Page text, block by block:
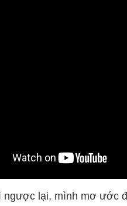
ngược lại, mình mơ ước